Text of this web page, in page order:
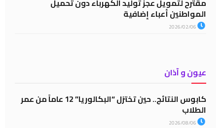
المواطنين أعباء إضافية
عيون و آذان
كابوس النتائج.. حين تختزل “البكالوريا” 12 عاماً من عمر
الطلاب